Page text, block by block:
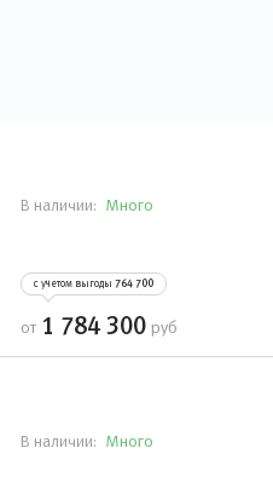
В наличии: Много
с учетом выгоды 764 700
от 1 784 300 руб
В наличии: Много